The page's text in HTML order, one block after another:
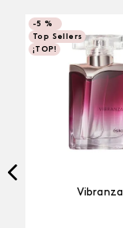
-5 %
Top Sellers
¡TOP!
Vibranza